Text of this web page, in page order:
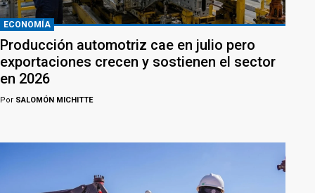
ECONOMÍA
Producción automotriz cae en julio pero
exportaciones crecen y sostienen el sector
en 2026
Por SALOMÓN MICHITTE